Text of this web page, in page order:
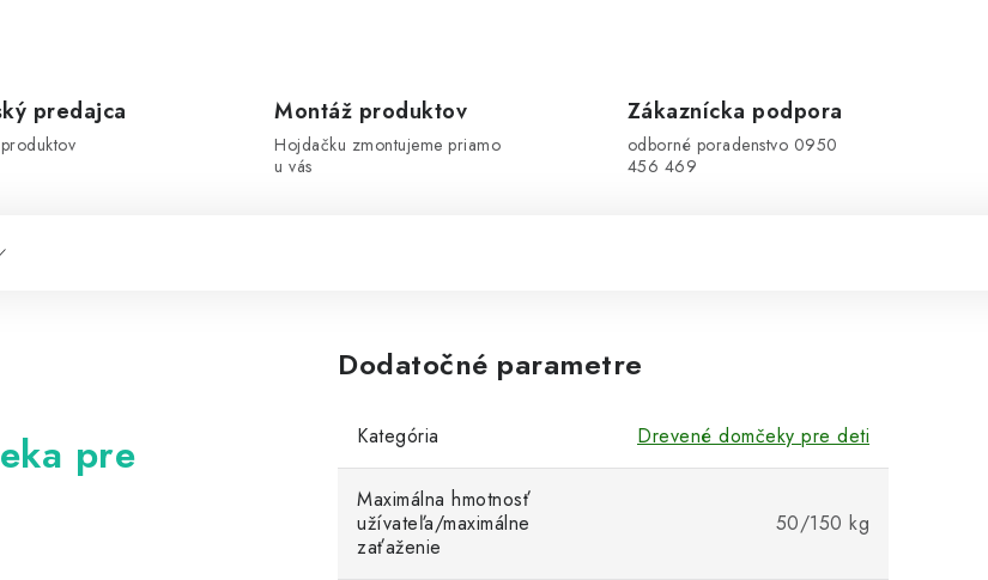
predajca Montáž produktov
Hojdačku zmontujeme priamo
u vás
Zákaznícka podpora
odborné poradenstvo 0950
456 469
pre
Dodatočné parametre
Kategória Drevené domčeky pre deti
Maximálna hmotnosť
užívateľa/maximálne
zaťaženie
50/150 kg